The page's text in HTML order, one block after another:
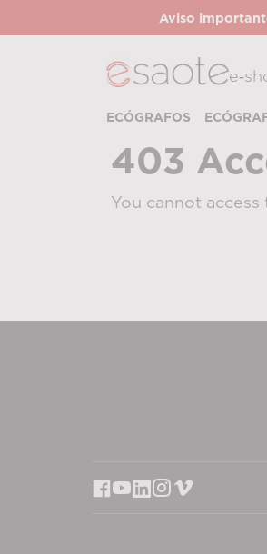
Aviso
ECÓGRAFOS
403
You cannot